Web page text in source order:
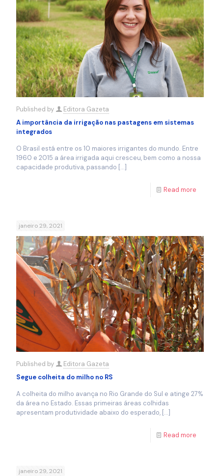
Published by
Editora Gazeta
A importância da irrigação nas pastagens em sistemas
integrados
O Brasil está entre os 10 maiores irrigantes do mundo. Entre
1960 e 2015 a área irrigada aqui cresceu, bem como a nossa
capacidade produtiva, passando […]
Read more
janeiro 29, 2021
Published by
Editora Gazeta
Segue colheita do milho no RS
A colheita do milho avança no Rio Grande do Sul e atinge 27%
da área no Estado. Essas primeiras áreas colhidas
apresentam produtividade abaixo do esperado, […]
Read more
janeiro 29, 2021